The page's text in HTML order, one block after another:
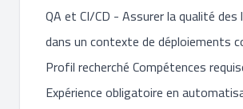
QA et CI/CD - Assurer la qualité des
dans un contexte de déploiements
Profil recherché Compétences
Expérience obligatoire en